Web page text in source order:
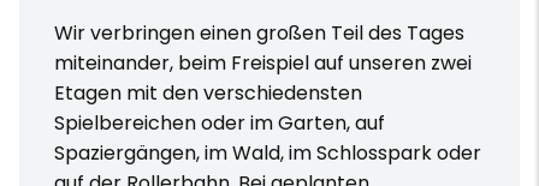
Wir verbringen einen großen Teil des Tages
miteinander, beim Freispiel auf unseren zwei
Etagen mit den verschiedensten
Spielbereichen oder im Garten, auf
Spaziergängen, im Wald, im Schlosspark oder